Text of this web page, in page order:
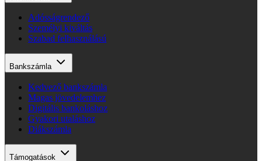
Adósságrendező
Személyi kiváltás
Szabad felhasználású
Bankszámla
Kedvező bankszámla
Magas jövedelemhez
Digitális bankoláshoz
Gyakori utaláshoz
Diákszámla
Támogatások